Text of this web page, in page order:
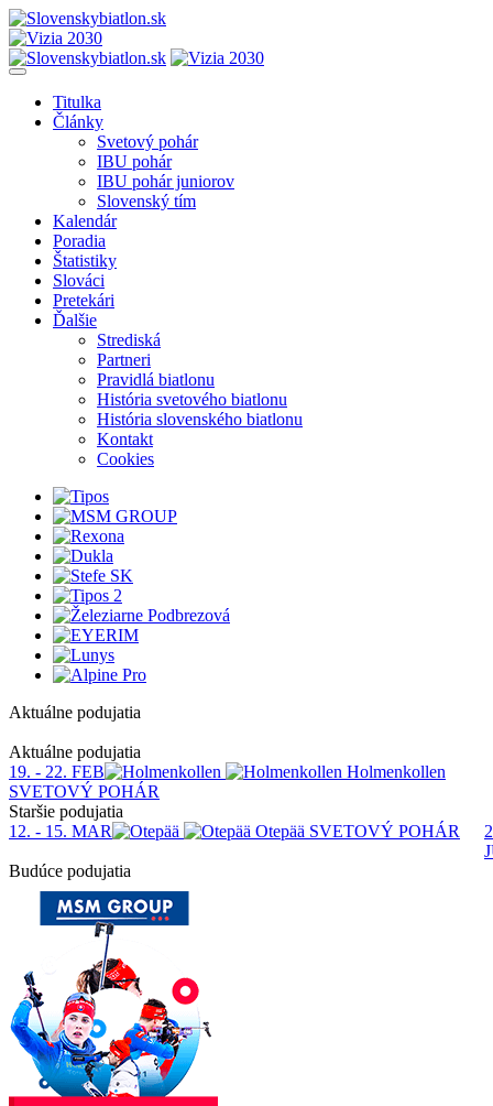
Titulka
Články
Svetový pohár
IBU pohár
IBU pohár juniorov
Slovenský tím
Kalendár
Poradia
Štatistiky
Slováci
Pretekári
Ďalšie
Strediská
Partneri
Pravidlá biatlonu
História svetového biatlonu
História slovenského biatlonu
Kontakt
Cookies
Aktuálne podujatia
Aktuálne podujatia
19. - 22. FEB
Holmenkollen
SVETOVÝ POHÁR
Staršie podujatia
12. - 15. MAR
Otepää SVETOVÝ POHÁR
Budúce podujatia